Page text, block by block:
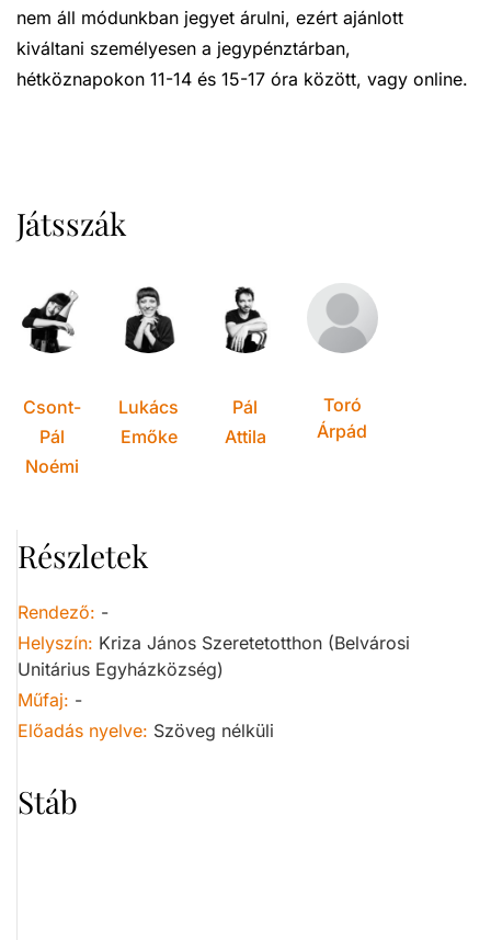
nem áll módunkban jegyet árulni, ezért ajánlott
kiváltani személyesen a jegypénztárban,
hétköznapokon 11-14 és 15-17 óra között, vagy online.
Játsszák
Csont-
Pál
Noémi
Lukács
Emőke
Pál
Attila
Toró
Árpád
Részletek
Rendező: -
Helyszín: Kriza János Szeretetotthon (Belvárosi
Unitárius Egyházközség)
Műfaj: -
Előadás nyelve: Szöveg nélküli
Stáb